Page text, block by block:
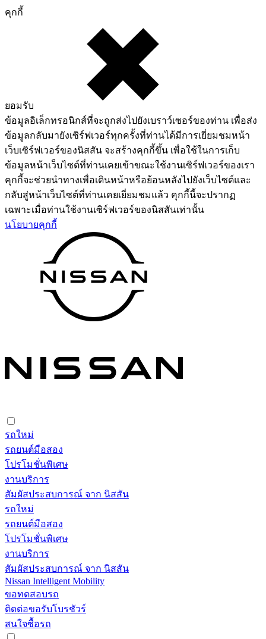
คุกกี้
ยอมรับ
ข้อมูลอิเล็กทรอนิกส์ที่จะถูกส่งไปยังเบราว์เซอร์ของท่าน เพื่อส่ง
ข้อมูลกลับมายังเซิร์ฟเวอร์ทุกครั้งที่ท่านได้มีการเยี่ยมชมหน้า
เว็บเซิร์ฟเวอร์ของนิสสัน จะสร้างคุกกี้ขึ้น เพื่อใช้ในการเก็บ
ข้อมูลหน้าเว็บไซต์ที่ท่านเคยเข้าขณะใช้งานเซิร์ฟเวอร์ของเรา
คุกกี้จะช่วยนำทางเพื่อเดินหน้าหรือย้อนหลังไปยังเว็บไซต์และ
กลับสู่หน้าเว็บไซต์ที่ท่านเคยเยี่ยมชมแล้ว คุกกี้นี้จะปรากฏ
เฉพาะเมื่อท่านใช้งานเซิร์ฟเวอร์ของนิสสันเท่านั้น
นโยบายคุกกี้
รถใหม่
รถยนต์มือสอง
โปรโมชั่นพิเศษ
งานบริการ
สัมผัสประสบการณ์ จาก นิสสัน
รถใหม่
รถยนต์มือสอง
โปรโมชั่นพิเศษ
งานบริการ
สัมผัสประสบการณ์ จาก นิสสัน
Nissan Intelligent Mobility
ขอทดสอบรถ
ติดต่อขอรับโบรชัวร์
สนใจซื้อรถ